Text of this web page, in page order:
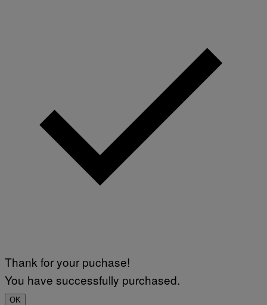
Thank for your puchase!
You have successfully purchased.
OK